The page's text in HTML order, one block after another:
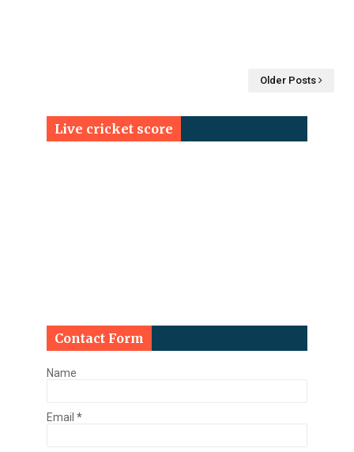
Older Posts
Live cricket score
Contact Form
Name
Email *